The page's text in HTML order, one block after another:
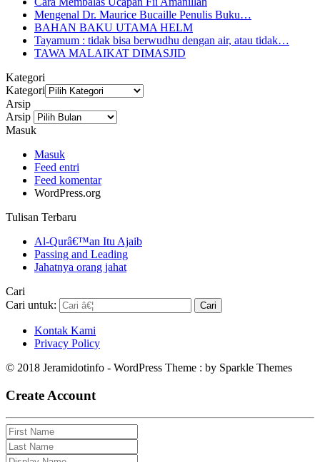
Mengenal Dr. Maurice Bucaille Penulis Buku…
BAHAN BAKU UTAMA HELM
Tayamum : tidak bisa berwudhu dengan air, atau tidak…
TAWA MALAIKAT DIMASJID
Kategori
Kategori
Arsip
Arsip
Masuk
Masuk
Feed entri
Feed komentar
WordPress.org
Tulisan Terbaru
Al-Qurâ€™an Itu Ajaib
Passing and Leading
Jahatnya orang jahat
Cari
Cari untuk:
Kontak Kami
Privacy Policy
© 2018 Jeramidotinfo - WordPress Theme : by Sparkle Themes
Create Account